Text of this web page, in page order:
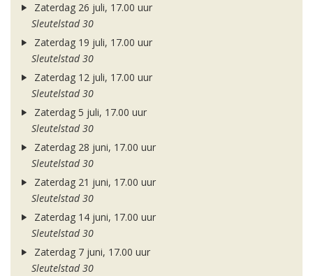
Zaterdag 26 juli, 17.00 uur
Sleutelstad 30
Zaterdag 19 juli, 17.00 uur
Sleutelstad 30
Zaterdag 12 juli, 17.00 uur
Sleutelstad 30
Zaterdag 5 juli, 17.00 uur
Sleutelstad 30
Zaterdag 28 juni, 17.00 uur
Sleutelstad 30
Zaterdag 21 juni, 17.00 uur
Sleutelstad 30
Zaterdag 14 juni, 17.00 uur
Sleutelstad 30
Zaterdag 7 juni, 17.00 uur
Sleutelstad 30